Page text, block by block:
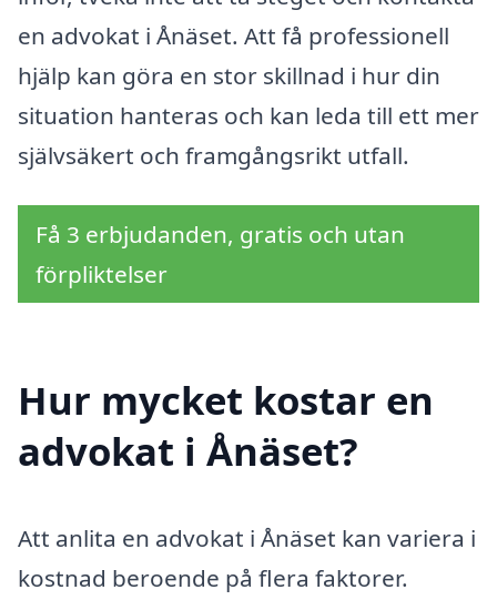
en advokat i Ånäset. Att få professionell
hjälp kan göra en stor skillnad i hur din
situation hanteras och kan leda till ett mer
självsäkert och framgångsrikt utfall.
Få 3 erbjudanden, gratis och utan
förpliktelser
Hur mycket kostar en
advokat i Ånäset?
Att anlita en advokat i Ånäset kan variera i
kostnad beroende på flera faktorer.